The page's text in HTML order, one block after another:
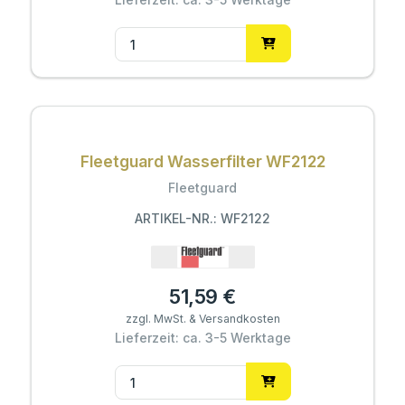
Fleetguard Wasserfilter WF2122
Fleetguard
ARTIKEL-NR.: WF2122
51,59 €
zzgl. MwSt. & Versandkosten
Lieferzeit: ca. 3-5 Werktage